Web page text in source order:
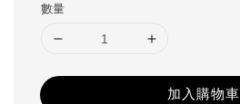
數量
加入購物車